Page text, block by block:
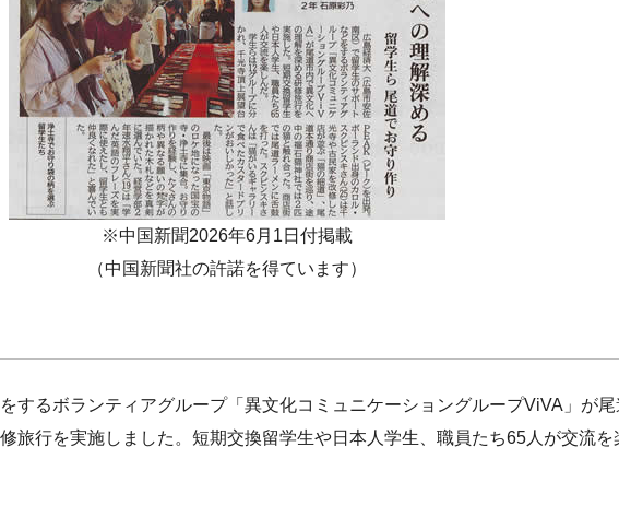
※中国新聞2026年6月1日付掲載
（中国新聞社の許諾を得ています）
するボランティアグループ「異文化コミュニケーショングループViVA」が尾
旅行を実施しました。短期交換留学生や日本人学生、職員たち65人が交流を